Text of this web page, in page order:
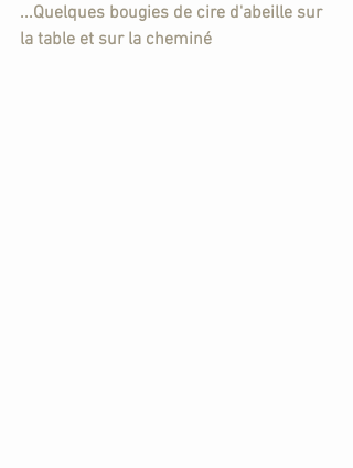
...Quelques bougies de cire d'abeille sur
la table et sur la cheminé